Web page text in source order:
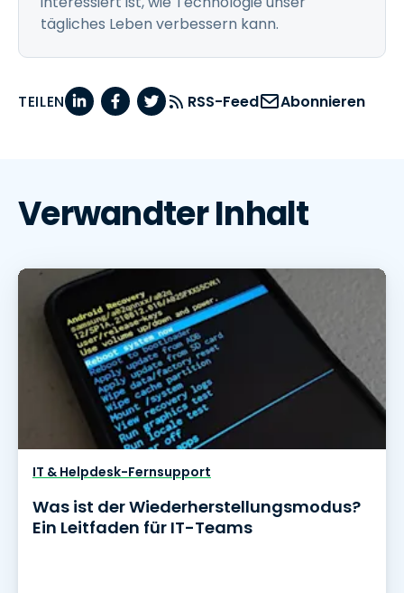
tägliches Leben verbessern kann.
TEILEN RSS-Feed Abonnieren
Verwandter Inhalt
IT & Helpdesk-Fernsupport
Was ist der Wiederherstellungsmodus?
Ein Leitfaden für IT-Teams